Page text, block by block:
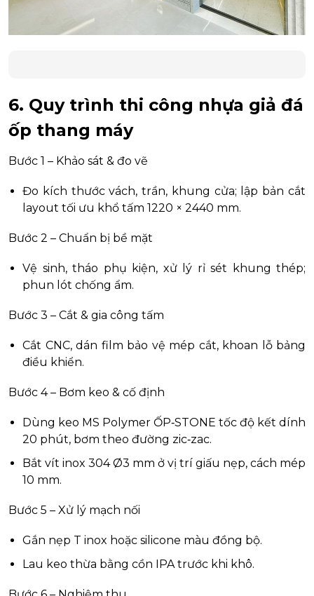
6. Quy trình thi công nhựa giả đá
ốp thang máy
Bước 1 – Khảo sát & đo vẽ
Đo kích thước vách, trần, khung cửa; lập bản cắt
layout tối ưu khổ tấm 1220 × 2440 mm.
Bước 2 – Chuẩn bị bề mặt
Vệ sinh, tháo phụ kiện, xử lý rỉ sét khung thép;
phun lót chống ẩm.
Bước 3 – Cắt & gia công tấm
Cắt CNC, dán film bảo vệ mép cắt, khoan lỗ bảng
điều khiển.
Bước 4 – Bơm keo & cố định
Dùng keo MS Polymer ỐP‑STONE tốc độ kết dính
20 phút, bơm theo đường zic‑zac.
Bắt vít inox 304 Ø3 mm ở vị trí giấu nẹp, cách mép
10 mm.
Bước 5 – Xử lý mạch nối
Gắn nẹp T inox hoặc silicone màu đồng bộ.
Lau keo thừa bằng cồn IPA trước khi khô.